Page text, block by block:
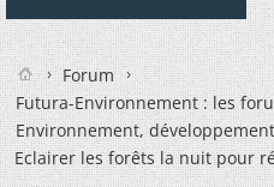
Forum
Futura-Environnement : les
Environnement,
Eclairer les forêts la nuit pour